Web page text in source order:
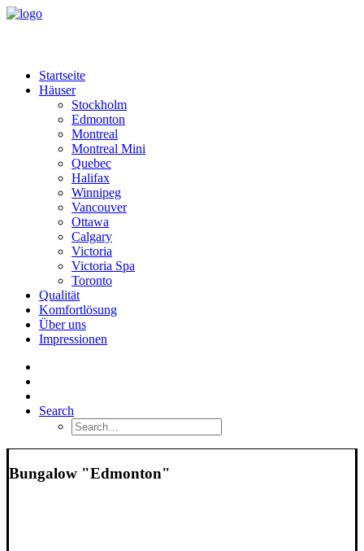
Startseite
Häuser
Stockholm
Edmonton
Montreal
Montreal Mini
Quebec
Halifax
Winnipeg
Vancouver
Ottawa
Calgary
Victoria
Victoria Spa
Toronto
Qualität
Komfortlösung
Über uns
Impressionen
Search
Bungalow "Edmonton"